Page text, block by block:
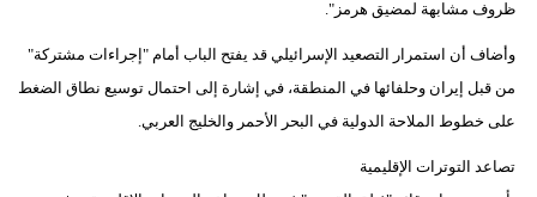
ظروف مشابهة لمضيق هرمز".
وأضاف أن استمرار التصعيد الإسرائيلي قد يفتح الباب أمام "إجراءات مشتركة"
من قبل إيران وحلفائها في المنطقة، في إشارة إلى احتمال توسيع نطاق الضغط
على خطوط الملاحة الدولية في البحر الأحمر والخليج العربي.
تصاعد التوترات الإقليمية